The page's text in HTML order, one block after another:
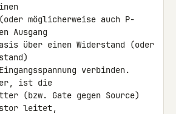
möglicherweise auch P-
Ausgang
über einen Widerstand (oder
verbinden.
ist die
(bzw. Gate gegen Source)
leitet,